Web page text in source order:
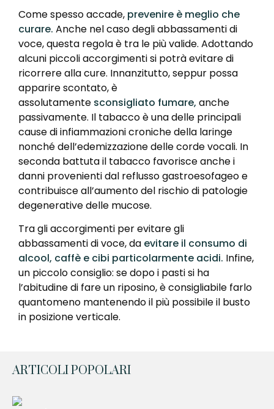
Come spesso accade, prevenire è meglio che
curare. Anche nel caso degli abbassamenti di
voce, questa regola è tra le più valide. Adottando
alcuni piccoli accorgimenti si potrà evitare di
ricorrere alla cure. Innanzitutto, seppur possa
apparire scontato, è
assolutamente sconsigliato fumare, anche
passivamente. Il tabacco è una delle principali
cause di infiammazioni croniche della laringe
nonché dell’edemizzazione delle corde vocali. In
seconda battuta il tabacco favorisce anche i
danni provenienti dal reflusso gastroesofageo e
contribuisce all’aumento del rischio di patologie
degenerative delle mucose.
Tra gli accorgimenti per evitare gli
abbassamenti di voce, da evitare il consumo di
alcool, caffè e cibi particolarmente acidi. Infine,
un piccolo consiglio: se dopo i pasti si ha
l’abitudine di fare un riposino, è consigliabile farlo
quantomeno mantenendo il più possibile il busto
in posizione verticale.
ARTICOLI POPOLARI